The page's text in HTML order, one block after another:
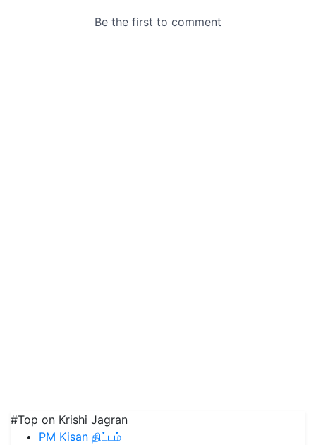
#Top on Krishi Jagran
PM Kisan திட்டம்